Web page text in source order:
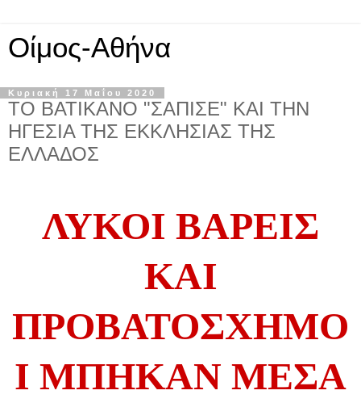
Οίμος-Αθήνα
Κυριακή 17 Μαΐου 2020
ΤΟ ΒΑΤΙΚΑΝΟ "ΣΑΠΙΣΕ" ΚΑΙ ΤΗΝ
ΗΓΕΣΙΑ ΤΗΣ ΕΚΚΛΗΣΙΑΣ ΤΗΣ
ΕΛΛΑΔΟΣ
ΛΥΚΟΙ ΒΑΡΕΙΣ
ΚΑΙ
ΠΡΟΒΑΤΟΣΧΗΜΟ
Ι ΜΠΗΚΑΝ ΜΕΣΑ